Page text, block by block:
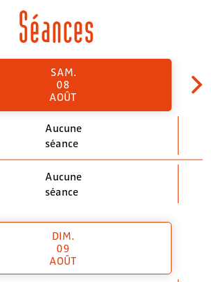
Séances
SAM.
08
AOÛT
Aucune
séance
Aucune
séance
DIM.
09
AOÛT